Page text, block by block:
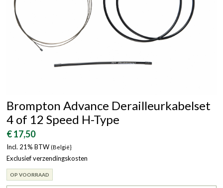
Brompton Advance Derailleurkabelset
4 of 12 Speed H-Type
€ 17,50
Incl. 21% BTW (België}
Exclusief verzendingskosten
OP VOORRAAD